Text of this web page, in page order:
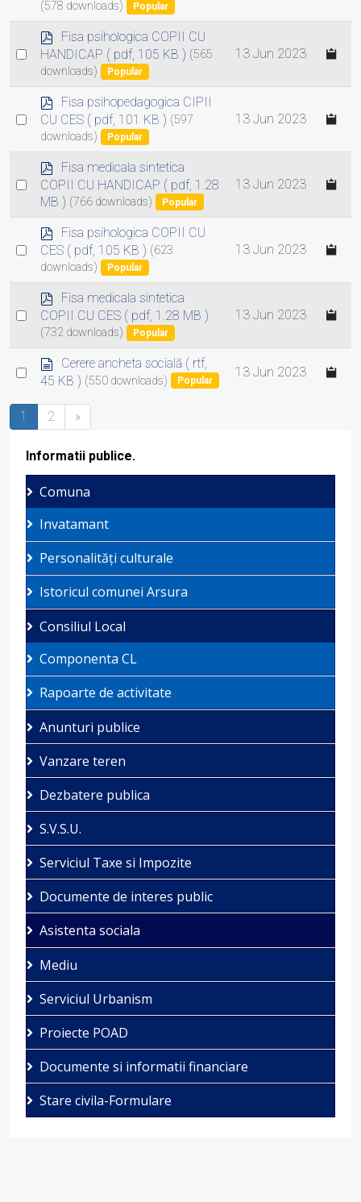
t
item
(578 downloads) Popular
Select
item
p
d
f
Fisa psihologica COPII CU
HANDICAP ( pdf, 105 KB ) (565
downloads)
Popular
13 Jun 2023
Select
item
p
d
f
Fisa psihopedagogica CIPII
CU CES ( pdf, 101 KB ) (597
downloads)
Popular
13 Jun 2023
Select
item
p
d
f
Fisa medicala sintetica
COPII CU HANDICAP ( pdf, 1.28
MB ) (766 downloads) Popular
13 Jun 2023
Select
item
p
d
f
Fisa psihologica COPII CU
CES ( pdf, 105 KB ) (623
downloads)
Popular
13 Jun 2023
Select
item
p
d
f
Fisa medicala sintetica
COPII CU CES ( pdf, 1.28 MB )
(732 downloads) Popular
13 Jun 2023
Select
item
d
o
u
m
n
t
Cerere ancheta socială ( rtf,
45 KB ) (550 downloads) Popular
13 Jun 2023
1 2 »
Informatii publice.
Comuna
Invatamant
Personalități culturale
Istoricul comunei Arsura
Consiliul Local
Componenta CL
Rapoarte de activitate
Anunturi publice
Vanzare teren
Dezbatere publica
S.V.S.U.
Serviciul Taxe si Impozite
Documente de interes public
Asistenta sociala
Mediu
Serviciul Urbanism
Proiecte POAD
Documente si informatii financiare
Stare civila-Formulare